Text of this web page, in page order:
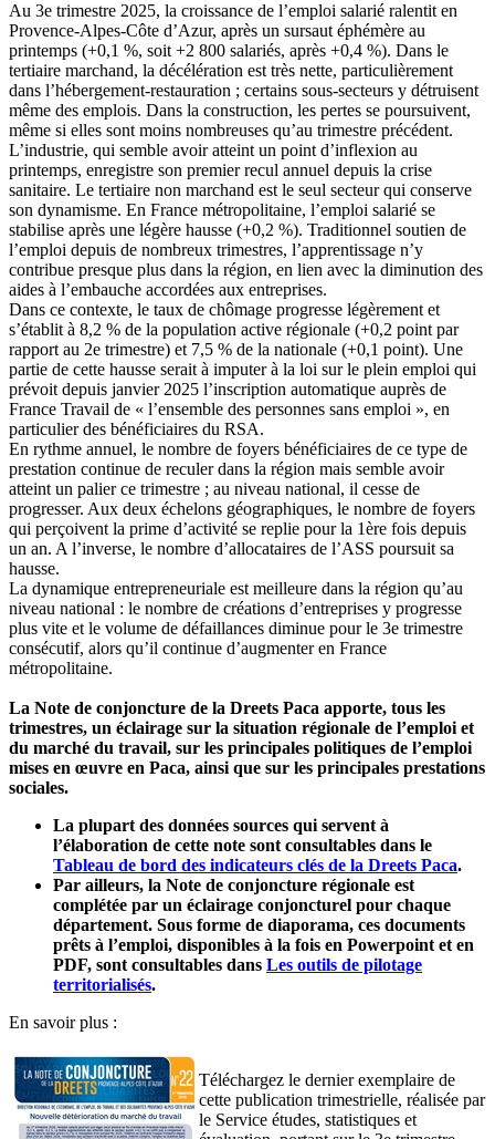
Au 3e trimestre 2025, la croissance de l’emploi salarié ralentit en
Provence-Alpes-Côte d’Azur, après un sursaut éphémère au
printemps (+0,1 %, soit +2 800 salariés, après +0,4 %). Dans le
tertiaire marchand, la décélération est très nette, particulièrement
dans l’hébergement-restauration ; certains sous-secteurs y détruisent
même des emplois. Dans la construction, les pertes se poursuivent,
même si elles sont moins nombreuses qu’au trimestre précédent.
L’industrie, qui semble avoir atteint un point d’inflexion au
printemps, enregistre son premier recul annuel depuis la crise
sanitaire. Le tertiaire non marchand est le seul secteur qui conserve
son dynamisme. En France métropolitaine, l’emploi salarié se
stabilise après une légère hausse (+0,2 %). Traditionnel soutien de
l’emploi depuis de nombreux trimestres, l’apprentissage n’y
contribue presque plus dans la région, en lien avec la diminution des
aides à l’embauche accordées aux entreprises.
Dans ce contexte, le taux de chômage progresse légèrement et
s’établit à 8,2 % de la population active régionale (+0,2 point par
rapport au 2e trimestre) et 7,5 % de la nationale (+0,1 point). Une
partie de cette hausse serait à imputer à la loi sur le plein emploi qui
prévoit depuis janvier 2025 l’inscription automatique auprès de
France Travail de « l’ensemble des personnes sans emploi », en
particulier des bénéficiaires du RSA.
En rythme annuel, le nombre de foyers bénéficiaires de ce type de
prestation continue de reculer dans la région mais semble avoir
atteint un palier ce trimestre ; au niveau national, il cesse de
progresser. Aux deux échelons géographiques, le nombre de foyers
qui perçoivent la prime d’activité se replie pour la 1ère fois depuis
un an. A l’inverse, le nombre d’allocataires de l’ASS poursuit sa
hausse.
La dynamique entrepreneuriale est meilleure dans la région qu’au
niveau national : le nombre de créations d’entreprises y progresse
plus vite et le volume de défaillances diminue pour le 3e trimestre
consécutif, alors qu’il continue d’augmenter en France
métropolitaine.
La Note de conjoncture de la Dreets Paca apporte, tous les
trimestres, un éclairage sur la situation régionale de l’emploi et
du marché du travail, sur les principales politiques de l’emploi
mises en œuvre en Paca, ainsi que sur les principales prestations
sociales.
La plupart des données sources qui servent à
l’élaboration de cette note sont consultables dans le
Tableau de bord des indicateurs clés de la Dreets Paca.
Par ailleurs, la Note de conjoncture régionale est
complétée par un éclairage conjoncturel pour chaque
département. Sous forme de diaporama, ces documents
prêts à l’emploi, disponibles à la fois en Powerpoint et en
PDF, sont consultables dans Les outils de pilotage
territorialisés.
En savoir plus :
Téléchargez le dernier exemplaire de
cette publication trimestrielle, réalisée par
le Service études, statistiques et